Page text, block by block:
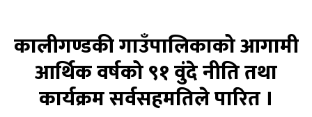
कालीगण्डकी गाउँपालिकाको आगामी
आर्थिक वर्षको ९१ वुंदे नीति तथा
कार्यक्रम सर्वसहमतिले पारित ।